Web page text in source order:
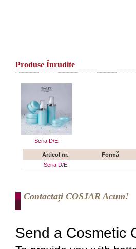
Produse Înrudite
Seria D/E
Articol nr. Formă
Seria D/E
Contactați COSJAR Acum!